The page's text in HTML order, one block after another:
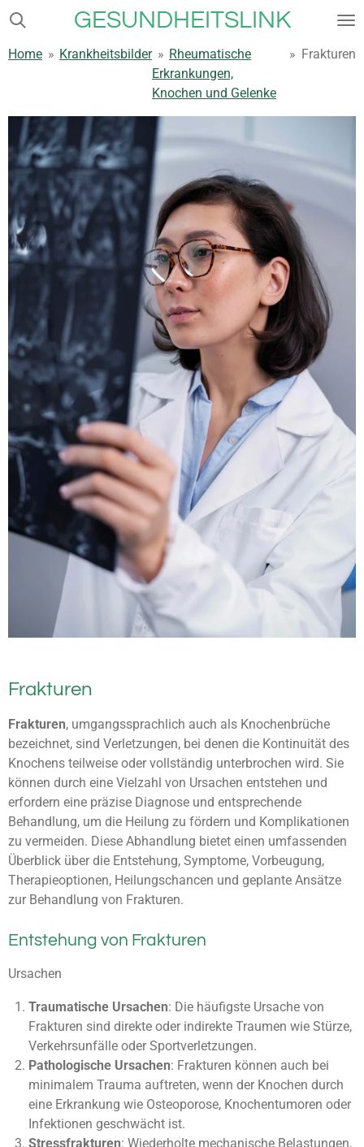
Zum
springen
GESUNDHEITSLINK
Home » Krankheitsbilder » Rheumatische
Erkrankungen,
Knochen und Gelenke
» Frakturen
Frakturen
Frakturen, umgangssprachlich auch als Knochenbrüche
bezeichnet, sind Verletzungen, bei denen die Kontinuität des
Knochens teilweise oder vollständig unterbrochen wird. Sie
können durch eine Vielzahl von Ursachen entstehen und
erfordern eine präzise Diagnose und entsprechende
Behandlung, um die Heilung zu fördern und Komplikationen
zu vermeiden. Diese Abhandlung bietet einen umfassenden
Überblick über die Entstehung, Symptome, Vorbeugung,
Therapieoptionen, Heilungschancen und geplante Ansätze
zur Behandlung von Frakturen.
Entstehung von Frakturen
Ursachen
Traumatische Ursachen: Die häufigste Ursache von
Frakturen sind direkte oder indirekte Traumen wie Stürze,
Verkehrsunfälle oder Sportverletzungen.
Pathologische Ursachen: Frakturen können auch bei
minimalem Trauma auftreten, wenn der Knochen durch
eine Erkrankung wie Osteoporose, Knochentumoren oder
Infektionen geschwächt ist.
Stressfrakturen: Wiederholte mechanische Belastungen,